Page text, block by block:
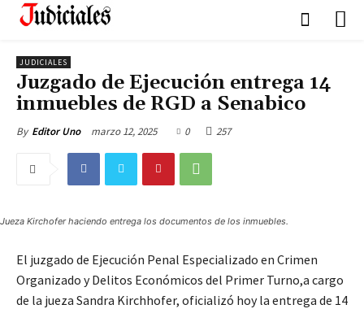
JUDICIALES
Juzgado de Ejecución entrega 14
inmuebles de RGD a Senabico
By Editor Uno marzo 12, 2025 0 257
Jueza Kirchofer haciendo entrega los documentos de los inmuebles.
El juzgado de Ejecución Penal Especializado en Crimen
Organizado y Delitos Económicos del Primer Turno,a cargo
de la jueza Sandra Kirchhofer, oficializó hoy la entrega de 14